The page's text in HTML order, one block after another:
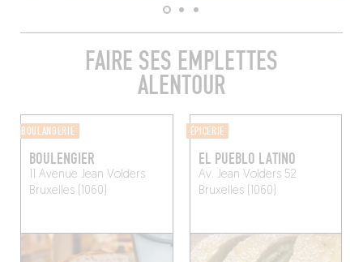
FAIRE SES EMPLETTES
ALENTOUR
BOULANGERIE
BOULENGIER
11 Avenue Jean Volders
Bruxelles (1060)
ÉPICERIE
EL PUEBLO LATINO
Av. Jean Volders 52
Bruxelles (1060)